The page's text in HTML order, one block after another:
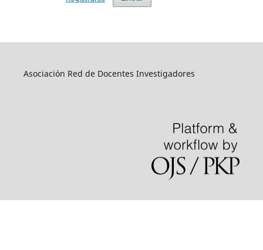
Asociación Red de Docentes Investigadores